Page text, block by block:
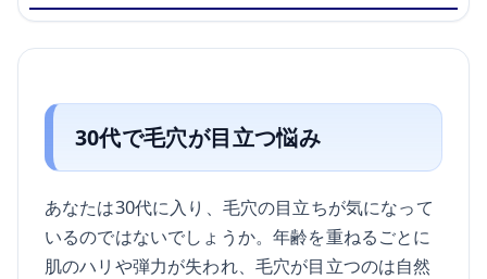
30代で毛穴が目立つ悩み
あなたは30代に入り、毛穴の目立ちが気になって
いるのではないでしょうか。年齢を重ねるごとに
肌のハリや弾力が失われ、毛穴が目立つのは自然